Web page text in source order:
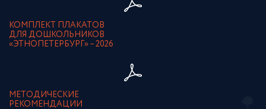
КОМПЛЕКТ ПЛАКАТОВ
ДЛЯ ДОШКОЛЬНИКОВ
«ЭТНОПЕТЕРБУРГ» – 2026
МЕТОДИЧЕСКИЕ
РЕКОМЕНДАЦИИ